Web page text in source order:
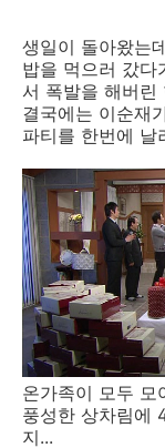
생일이 돌아왔는
밥을 먹으러 갔다
서 폭발을 해버린
결국에는 이순재
파티를 한번에 날
온가족이 모두 모
풍성한 상차림에
지...